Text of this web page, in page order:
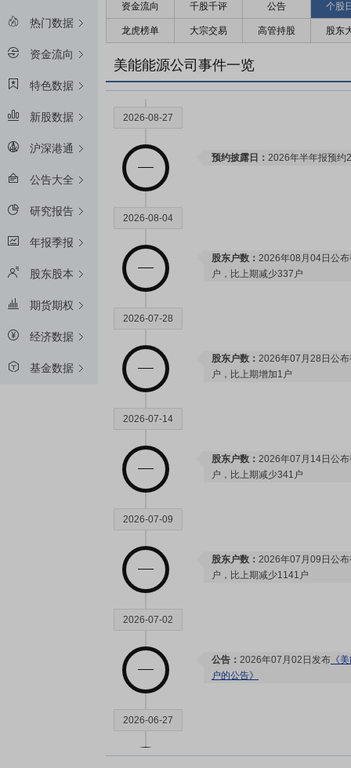
热门数据
资金流向
特色数据
新股数据
沪深港通
公告大全
研究报告
年报季报
股东股本
期货期权
经济数据
基金数据
资金流向 千股千评 公告 个股
龙虎榜单 大宗交易 高管持股 股东
美能能源公司事件一览
2026-08-27
预约披露日： 2026年半年报预约
2026-08-04
股东户数： 2026年08月04日公
户，比上期减少337户
2026-07-28
股东户数： 2026年07月28日公
户，比上期增加1户
2026-07-14
股东户数： 2026年07月14日公
户，比上期减少341户
2026-07-09
股东户数： 2026年07月09日公
户，比上期减少1141户
2026-07-02
公告： 2026年07月02日发布 《
户的公告》
2026-06-27